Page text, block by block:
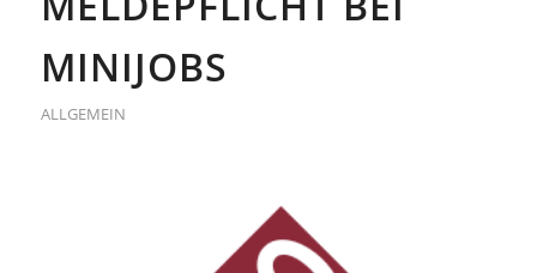
MINIJOBS
ALLGEMEIN